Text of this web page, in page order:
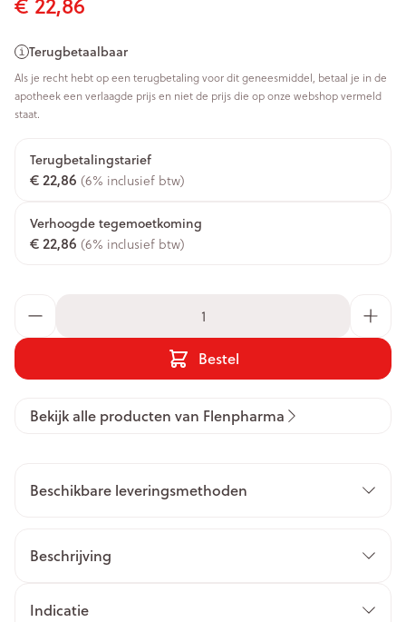
Terugbetaalbaar
Als je recht hebt op een terugbetaling voor dit geneesmiddel, betaal je in de
apotheek een verlaagde prijs en niet de prijs die op onze webshop vermeld
staat.
Terugbetalingstarief
€ 22,86 (6% inclusief btw)
Verhoogde tegemoetkoming
€ 22,86 (6% inclusief btw)
Bestel
Bekijk alle producten van Flenpharma
Beschikbare leveringsmethoden
Beschrijving
Indicatie